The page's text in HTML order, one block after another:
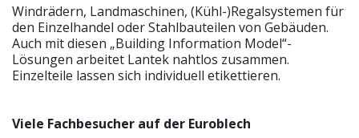
Windrädern, Landmaschinen, (Kühl-)Regalsystemen für
den Einzelhandel oder Stahlbauteilen von Gebäuden.
Auch mit diesen „Building Information Model“-
Lösungen arbeitet Lantek nahtlos zusammen.
Einzelteile lassen sich individuell etikettieren.
Viele Fachbesucher auf der Euroblech